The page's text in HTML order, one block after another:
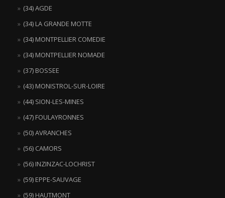
(34) AGDE
(34) LA GRANDE MOTTE
(34) MONTPELLIER COMEDIE
(34) MONTPELLIER NOMADE
(37) BOSSEE
(43) MONISTROL-SUR-LOIRE
(44) SION-LES-MINES
(47) FOULAYRONNES
(50) AVRANCHES
(56) CAMORS
(56) INZINZAC-LOCHRIST
(59) EPPE-SAUVAGE
(59) HAUTMONT